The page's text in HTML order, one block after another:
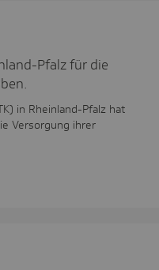
Pfalz für die
in Rheinland-Pfalz hat
Versorgung ihrer